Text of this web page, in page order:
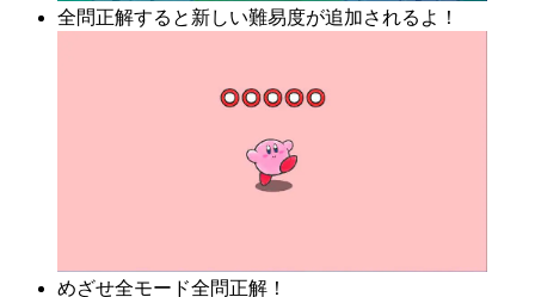
全問正解すると新しい難易度が追加されるよ！
めざせ全モード全問正解！